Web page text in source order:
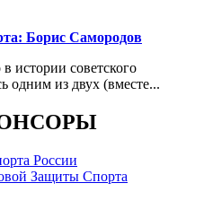
Борис Самородов
истории советского
одним из двух (вместе...